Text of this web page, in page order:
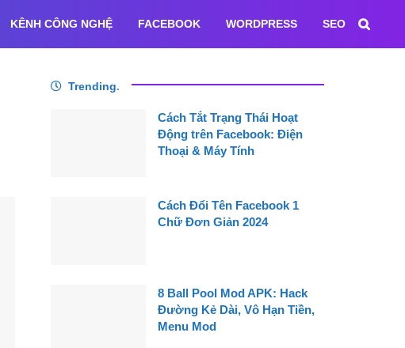
KÊNH CÔNG NGHỆ FACEBOOK WORDPRESS SEO
Trending.
Cách Tắt Trạng Thái Hoạt
Động trên Facebook: Điện
Thoại & Máy Tính
Cách Đổi Tên Facebook 1
Chữ Đơn Giản 2024
8 Ball Pool Mod APK: Hack
Đường Kẻ Dài, Vô Hạn Tiền,
Menu Mod